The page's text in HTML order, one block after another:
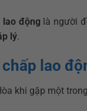
lao động là người
lý.
lao
khi gặp một